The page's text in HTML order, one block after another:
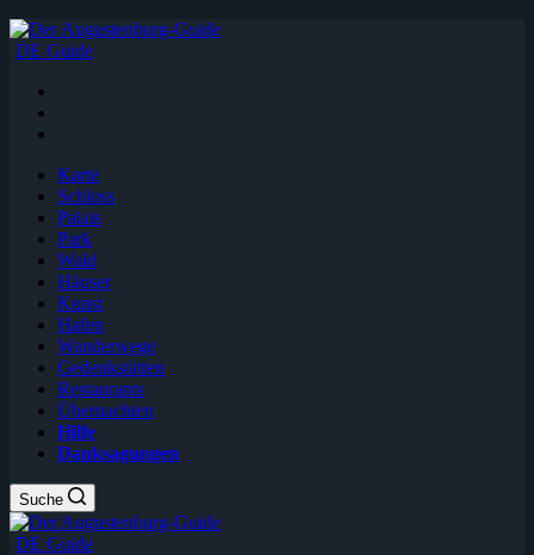
DE Guide
Karte
Schloss
Palais
Park
Wald
Häuser
Kunst
Hafen
Wanderwege
Gedenkstätten
Restaurants
Übernachten
Hilfe
Danksagungen
Suche
DE Guide